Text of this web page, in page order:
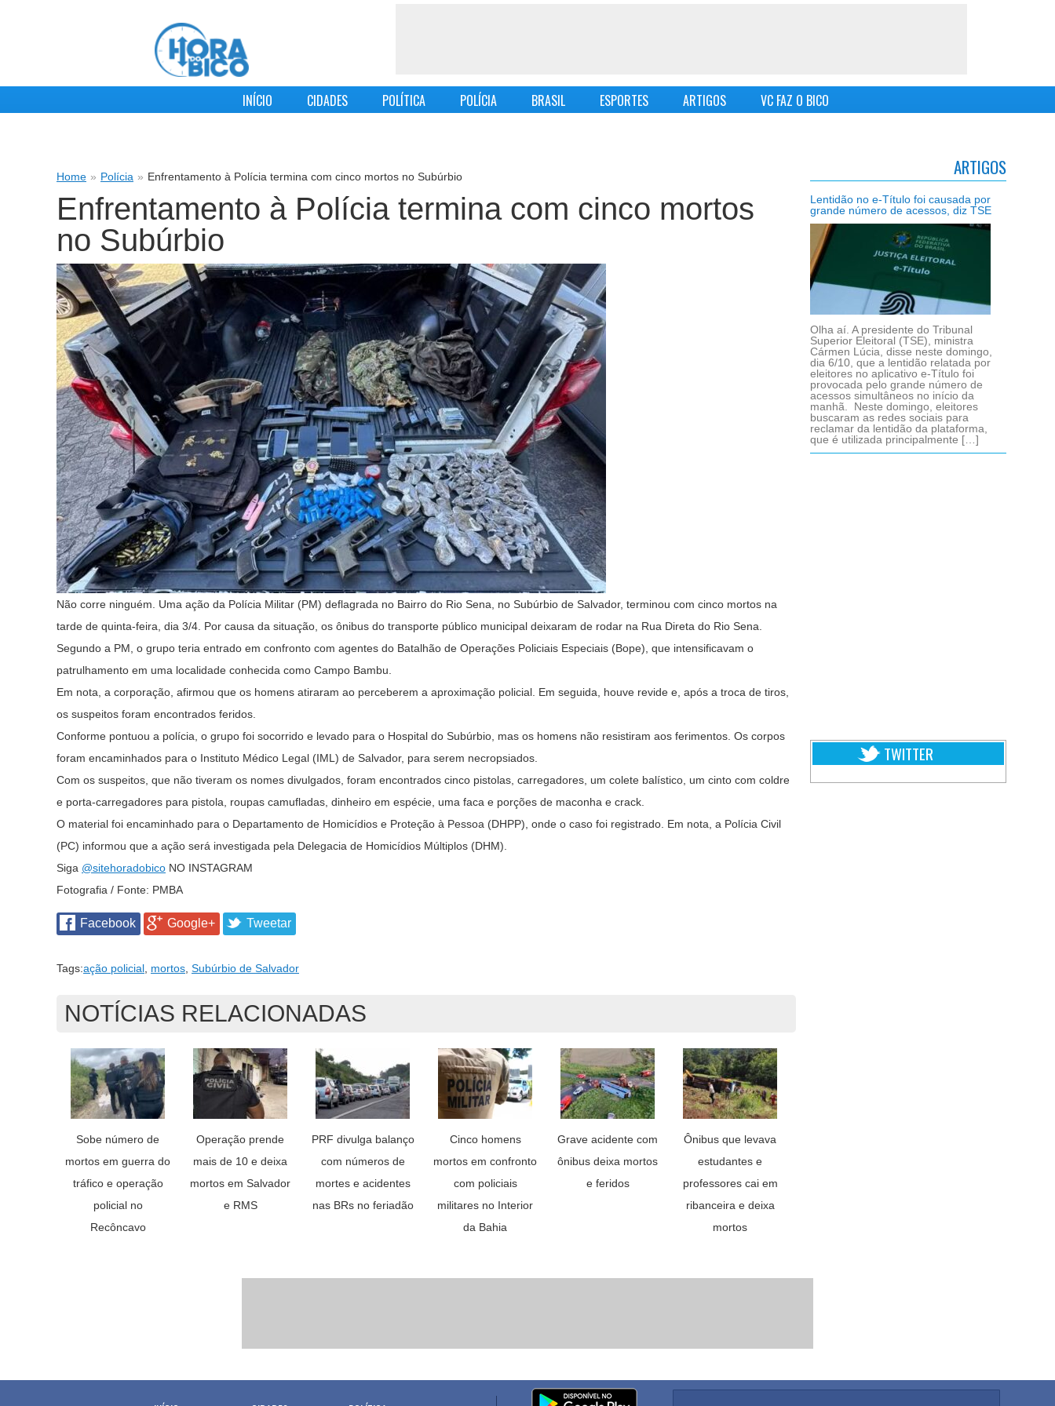
INÍCIO CIDADES POLÍTICA POLÍCIA BRASIL ESPORTES ARTIGOS VC FAZ O BICO
Home » Polícia » Enfrentamento à Polícia termina com cinco mortos no Subúrbio
Enfrentamento à Polícia termina com cinco mortos
no Subúrbio
Não corre ninguém. Uma ação da Polícia Militar (PM) deflagrada no Bairro do Rio Sena, no Subúrbio de Salvador, terminou com cinco mortos na
tarde de quinta-feira, dia 3/4. Por causa da situação, os ônibus do transporte público municipal deixaram de rodar na Rua Direta do Rio Sena.
Segundo a PM, o grupo teria entrado em confronto com agentes do Batalhão de Operações Policiais Especiais (Bope), que intensificavam o
patrulhamento em uma localidade conhecida como Campo Bambu.
Em nota, a corporação, afirmou que os homens atiraram ao perceberem a aproximação policial. Em seguida, houve revide e, após a troca de tiros,
os suspeitos foram encontrados feridos.
Conforme pontuou a polícia, o grupo foi socorrido e levado para o Hospital do Subúrbio, mas os homens não resistiram aos ferimentos. Os corpos
foram encaminhados para o Instituto Médico Legal (IML) de Salvador, para serem necropsiados.
Com os suspeitos, que não tiveram os nomes divulgados, foram encontrados cinco pistolas, carregadores, um colete balístico, um cinto com coldre
e porta-carregadores para pistola, roupas camufladas, dinheiro em espécie, uma faca e porções de maconha e crack.
O material foi encaminhado para o Departamento de Homicídios e Proteção à Pessoa (DHPP), onde o caso foi registrado. Em nota, a Polícia Civil
(PC) informou que a ação será investigada pela Delegacia de Homicídios Múltiplos (DHM).
Siga @sitehoradobico NO INSTAGRAM
Fotografia / Fonte: PMBA
Facebook Google+ Tweetar
Tags:ação policial mortos Subúrbio de Salvador
NOTÍCIAS RELACIONADAS
Sobe número de
mortos em guerra do
tráfico e operação
policial no
Recôncavo
Operação prende
mais de 10 e deixa
mortos em Salvador
e RMS
PRF divulga balanço
com números de
mortes e acidentes
nas BRs no feriadão
Cinco homens
mortos em confronto
com policiais
militares no Interior
da Bahia
Grave acidente com
ônibus deixa mortos
e feridos
Ônibus que levava
estudantes e
professores cai em
ribanceira e deixa
mortos
ARTIGOS
Lentidão no e-Título foi causada por
grande número de acessos, diz TSE
Olha aí. A presidente do Tribunal
Superior Eleitoral (TSE), ministra
Cármen Lúcia, disse neste domingo,
dia 6/10, que a lentidão relatada por
eleitores no aplicativo e-Título foi
provocada pelo grande número de
acessos simultâneos no início da
manhã. Neste domingo, eleitores
buscaram as redes sociais para
reclamar da lentidão da plataforma,
que é utilizada principalmente […]
TWITTER